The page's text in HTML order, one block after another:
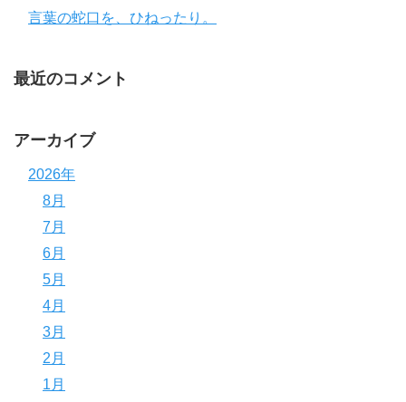
言葉の蛇口を、ひねったり。
最近のコメント
アーカイブ
2026年
8月
7月
6月
5月
4月
3月
2月
1月